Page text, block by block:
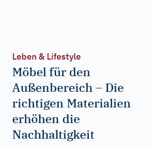
Leben & Lifestyle
Möbel für den
Außenbereich – Die
richtigen Materialien
erhöhen die
Nachhaltigkeit